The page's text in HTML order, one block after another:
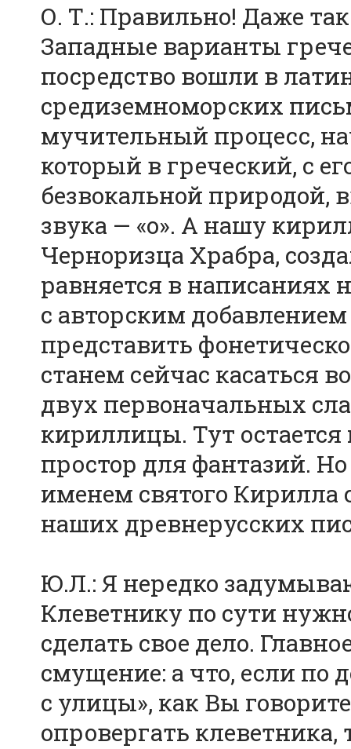
О. Т.: Правильно! Даже
Западные варианты
посредство вошли в
средиземноморских
мучительный процесс,
который в греческий, с
безвокальной природой,
звука — «о». А нашу
Черноризца Храбра,
равняется в написаниях
с авторским
представить
станем сейчас касаться
двух первоначальных
кириллицы. Тут
простор для фантазий.
именем святого Кирилла
наших древнерусских
Ю.Л.: Я нередко
Клеветнику по сути
сделать свое дело.
смущение: а что, если по
с улицы», как Вы
опровергать клеветника,